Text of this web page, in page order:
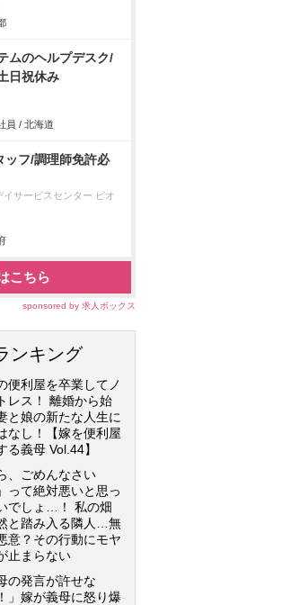
ムのヘルプデスク/
日祝休み
員 / 北海道
ッフ/調理師免許必
サービスセンター ビオ
こちら
sponsored by 求人ボックス
ンキング
便利屋を卒業してノ
レス！ 離婚から始
と娘の新たな人生に
なし！【嫁を便利屋
る義母 Vol.44】
、ごめんなさい
って絶対悪いと思っ
でしょ…！ 私の畑
と踏み入る隣人…無
意？その行動にモヤ
止まらない
の発言が許せな
」嫁が義母に怒り爆